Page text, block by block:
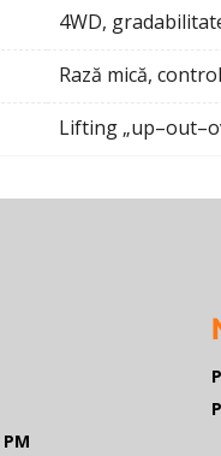
4WD,
Rază mică,
Lifting